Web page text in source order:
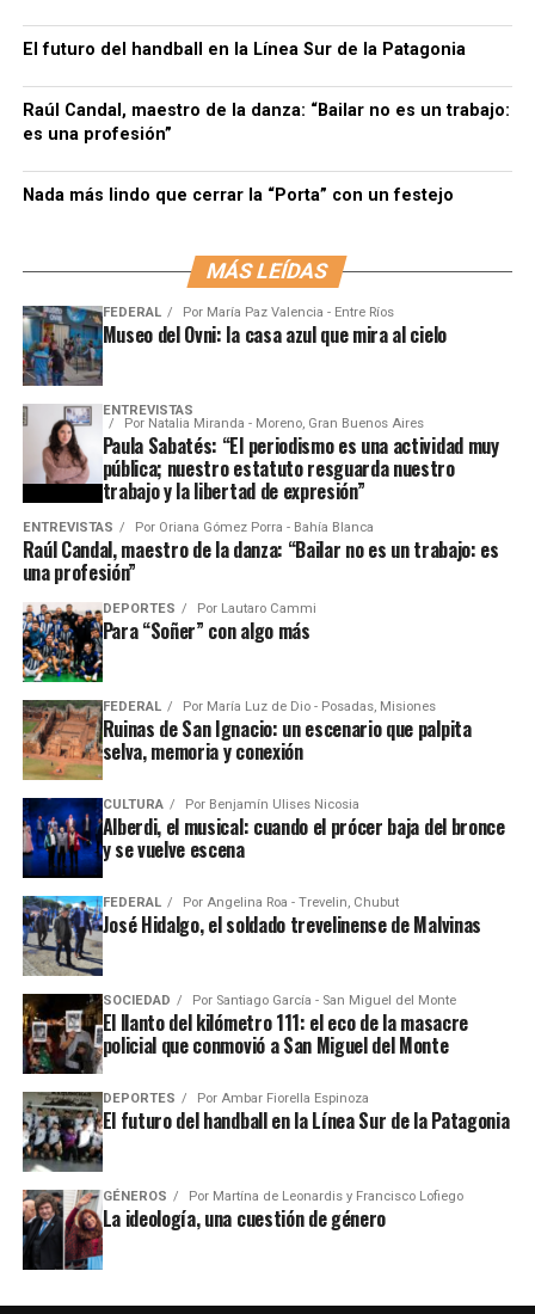
El futuro del handball en la Línea Sur de la Patagonia
Raúl Candal, maestro de la danza: “Bailar no es un trabajo:
es una profesión”
Nada más lindo que cerrar la “Porta” con un festejo
MÁS LEÍDAS
FEDERAL Por María Paz Valencia - Entre Ríos
Museo del Ovni: la casa azul que mira al cielo
ENTREVISTAS
Por Natalia Miranda - Moreno, Gran Buenos Aires
Paula Sabatés: “El periodismo es una actividad muy
pública; nuestro estatuto resguarda nuestro
trabajo y la libertad de expresión”
ENTREVISTAS Por Oriana Gómez Porra - Bahía Blanca
Raúl Candal, maestro de la danza: “Bailar no es un trabajo: es
una profesión”
DEPORTES Por Lautaro Cammi
Para “Soñer” con algo más
FEDERAL Por María Luz de Dio - Posadas, Misiones
Ruinas de San Ignacio: un escenario que palpita
selva, memoria y conexión
CULTURA Por Benjamín Ulises Nicosia
Alberdi, el musical: cuando el prócer baja del bronce
y se vuelve escena
FEDERAL Por Angelina Roa - Trevelin, Chubut
José Hidalgo, el soldado trevelinense de Malvinas
SOCIEDAD Por Santiago García - San Miguel del Monte
El llanto del kilómetro 111: el eco de la masacre
policial que conmovió a San Miguel del Monte
DEPORTES Por Ambar Fiorella Espinoza
El futuro del handball en la Línea Sur de la Patagonia
GÉNEROS Por Martína de Leonardis y Francisco Lofiego
La ideología, una cuestión de género